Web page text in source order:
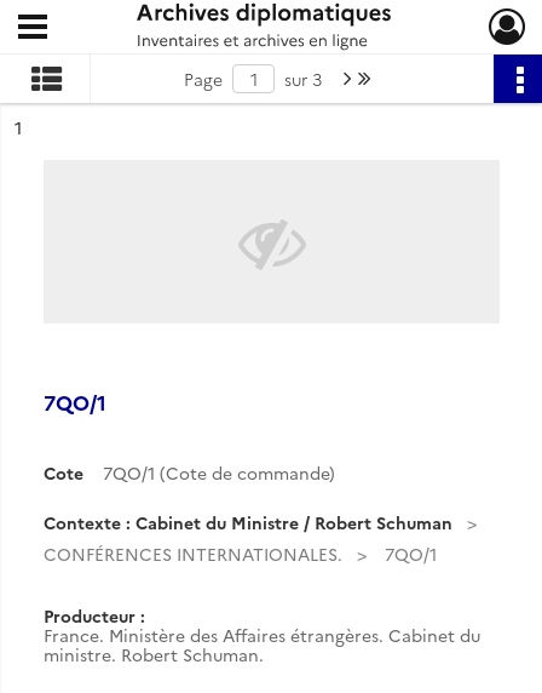
Archives diplomatiques
Ouvrir le menu déroulant
Page sur 3 Page suivante : 1/3
n°
1
7QO/1
Cote 7QO/1 (Cote de commande)
Contexte : Cabinet du Ministre / Robert Schuman
CONFÉRENCES INTERNATIONALES.
7QO/1
Producteur :
France. Ministère des Affaires étrangères. Cabinet du
ministre. Robert Schuman.